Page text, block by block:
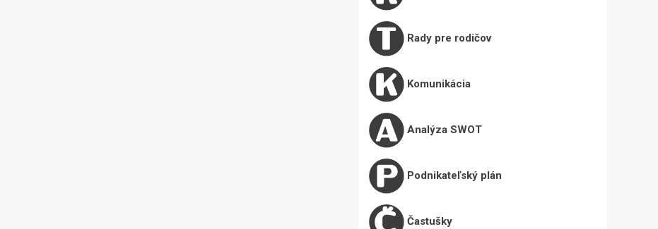
Rady pre rodičov
Komunikácia
Analýza SWOT
Podnikateľský plán
Častušky